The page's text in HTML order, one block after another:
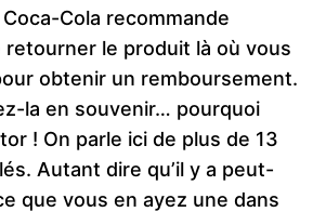
Cola recommande
retourner le produit là où vous
obtenir un remboursement.
la en souvenir… pourquoi
! On parle ici de plus de 13
Autant dire qu’il y a peut-
que vous en ayez une dans